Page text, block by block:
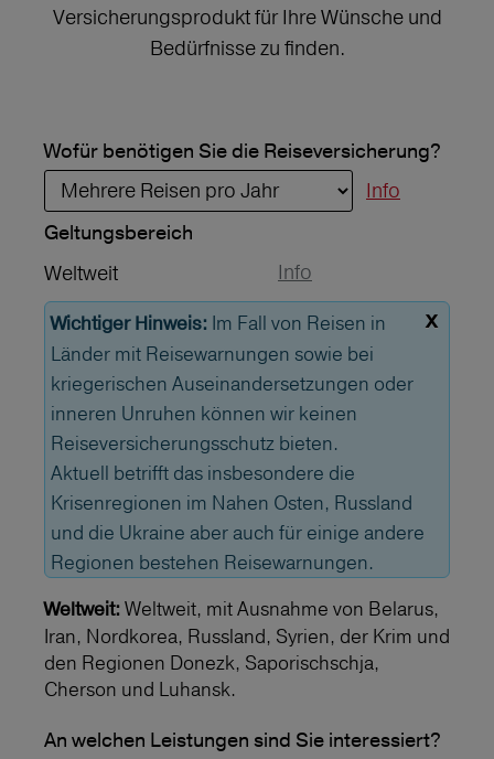
Versicherungsprodukt für Ihre Wünsche und
Bedürfnisse zu finden.
Wofür benötigen Sie die Reiseversicherung?
Info
Geltungs­bereich
Weltweit
Info
x
Wichtiger Hinweis: Im Fall von Reisen in
Länder mit Reisewarnungen sowie bei
kriegerischen Auseinandersetzungen oder
inneren Unruhen können wir keinen
Reiseversicherungsschutz bieten.
Aktuell betrifft das insbesondere die
Krisenregionen im Nahen Osten, Russland
und die Ukraine aber auch für einige andere
Regionen bestehen Reisewarnungen.
Weltweit: Weltweit, mit Ausnahme von Belarus,
Iran, Nordkorea, Russland, Syrien, der Krim und
den Regionen Donezk, Saporischschja,
Cherson und Luhansk.
An welchen Leistungen sind Sie interessiert?